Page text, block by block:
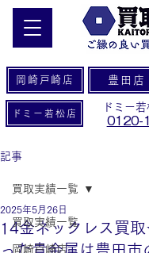
岡崎戸崎店 豊田店
ドミー若松店
ドミー
0120-
記事
買取実績一覧
岡崎戸崎店
買取実績一覧
14金ネックレス買
った貴金属は豊田市
2025年5月26日